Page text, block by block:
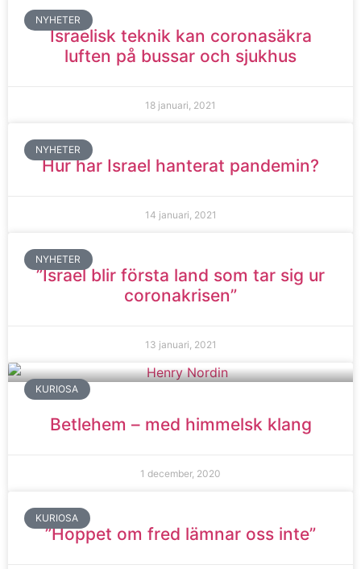
NYHETER
Israelisk teknik kan coronasäkra
luften på bussar och sjukhus
18 januari, 2021
NYHETER
Hur har Israel hanterat pandemin?
14 januari, 2021
NYHETER
”Israel blir första land som tar sig ur
coronakrisen”
13 januari, 2021
KURIOSA
Betlehem – med himmelsk klang
1 december, 2020
KURIOSA
”Hoppet om fred lämnar oss inte”